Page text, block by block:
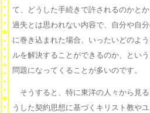
て、どうした手続きで許されるのかと
過失とは思われない内容で、自分や自
に巻き込まれた場合、いったいどのよ
ルを解決することができるのか、とい
問題になってくることが多いのです。
そうすると、特に東洋の人々から見
うした契約思想に基づくキリスト教や